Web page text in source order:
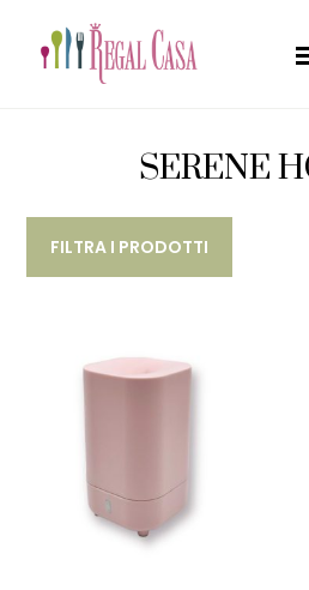
SERENE
FILTRA I PRODOTTI